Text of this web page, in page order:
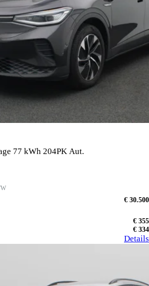
77 kWh 204PK Aut.
€ 30.500
€ 355
€ 334
Details